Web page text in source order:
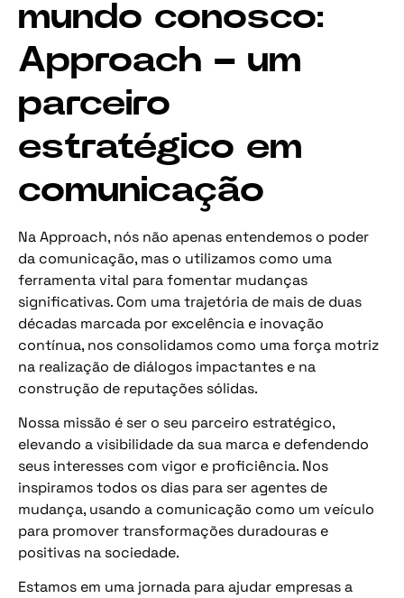
mundo conosco:
Approach – um
parceiro
estratégico em
comunicação
Na Approach, nós não apenas entendemos o poder
da comunicação, mas o utilizamos como uma
ferramenta vital para fomentar mudanças
significativas. Com uma trajetória de mais de duas
décadas marcada por excelência e inovação
contínua, nos consolidamos como uma força motriz
na realização de diálogos impactantes e na
construção de reputações sólidas.
Nossa missão é ser o seu parceiro estratégico,
elevando a visibilidade da sua marca e defendendo
seus interesses com vigor e proficiência. Nos
inspiramos todos os dias para ser agentes de
mudança, usando a comunicação como um veículo
para promover transformações duradouras e
positivas na sociedade.
Estamos em uma jornada para ajudar empresas a